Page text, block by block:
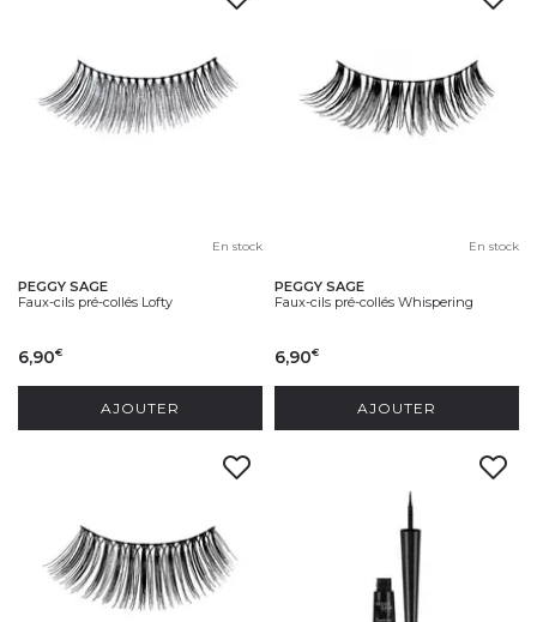
En stock
PEGGY SAGE
Faux-cils pré-collés Lofty
6,90€
AJOUTER
En stock
PEGGY SAGE
Faux-cils pré-collés Whispering
6,90€
AJOUTER